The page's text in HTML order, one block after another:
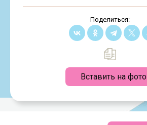
Поделиться:
Вставить на фото